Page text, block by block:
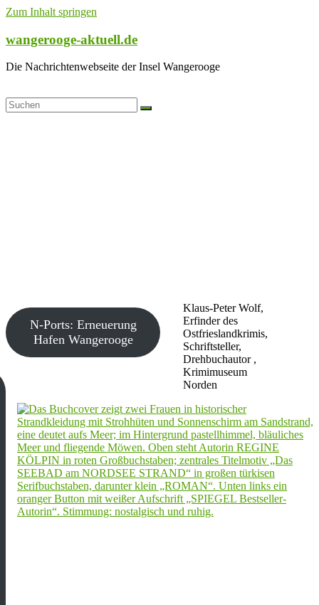
Zum Inhalt springen
wangerooge-aktuell.de
Die Nachrichtenwebseite der Insel Wangerooge
Klaus-Peter Wolf,
Erfinder des
Ostfrieslandkrimis,
Schriftsteller,
Drehbuchautor ,
Krimimuseum
Norden
N-Ports: Erneuerung
Hafen Wangerooge